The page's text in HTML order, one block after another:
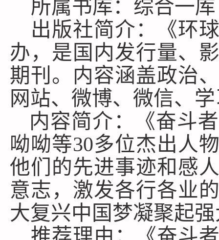
所属书库：综合一库
出版社简介：《环
办，是国内发行量、
期刊。内容涵盖政治
网站、微博、微信、
内容简介：《奋斗
呦呦等30多位杰出人
他们的先进事迹和感
意志，激发各行各业
大复兴中国梦凝聚起